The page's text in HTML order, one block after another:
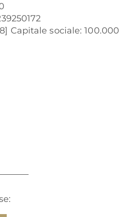
Capitale sociale: 100.000